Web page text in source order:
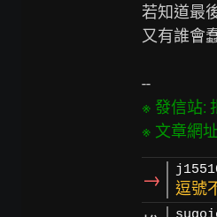
若知道最
又有誰會
※ 發信站:
※ 文章網
→ 逗號